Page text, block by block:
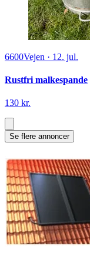
6600Vejen · 12. jul.
Rustfri malkespande
130 kr.
Se flere annoncer